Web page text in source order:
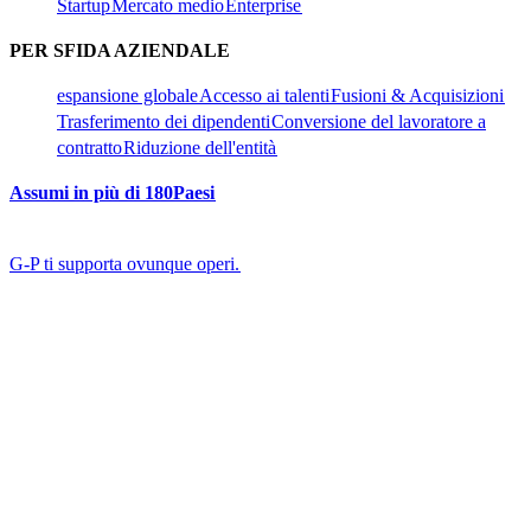
Startup​​Mercato medio​​ Enterprise​​
PER SFIDA AZIENDALE​​
espansione globale​​Accesso ai talenti​​Fusioni & Acquisizioni​​
Trasferimento dei dipendenti​​Conversione del lavoratore a
contratto​​Riduzione dell'entità​​
Assumi in più di 180Paesi​​
G-P ti supporta ovunque operi.​​